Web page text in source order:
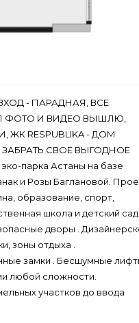
- ПАРАДНАЯ, ВСЕ
ФОТО И ВИДЕО ВЫШЛЮ,
RESPUBLIKA - ДОМ
СВОЁ ВЫГОДНОЕ
парка Астаны на базе
и Розы Баглановой.
образование, спорт,
школа и детский сад.
дворы .
зоны отдыха .
замки . Бесшумные
любой сложности.
участков до ввода